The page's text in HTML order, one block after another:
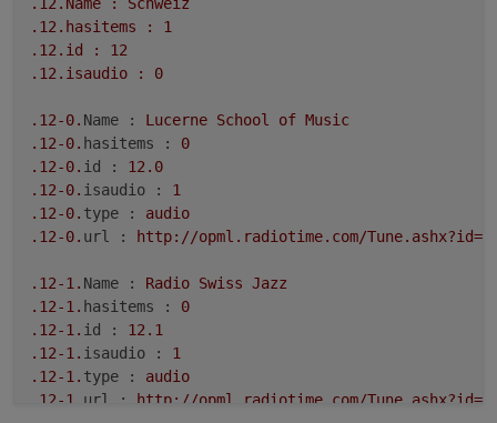
.12 .hasitems :
1
.12 .id :
12
.12 .isaudio : 0
.12-0. Name : Lucerne School of Music
.12-0. hasitems :
0
.12-0. id :
12.0
.12-0. isaudio :
1
.12-0. type :
audio
.12-0. url : http://opml.radiotime.com/
.12-1. Name : Radio Swiss Jazz
.12-1. hasitems :
0
.12-1. id :
12.1
.12-1. isaudio :
1
.12-1. type :
audio
.12-1. url : http://opml.radiotime.com/